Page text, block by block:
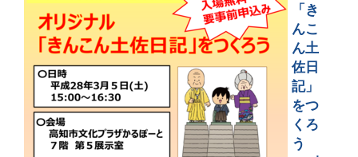
「き
んこ
ん土
佐日
記」
をつ
くろ
う